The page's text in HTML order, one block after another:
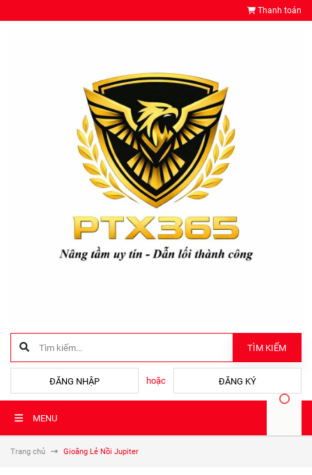
Thanh toán
TÌM KIẾM
ĐĂNG NHẬP hoặc ĐĂNG KÝ
MENU
Trang chủ Gioăng Lẻ Nồi Jupiter